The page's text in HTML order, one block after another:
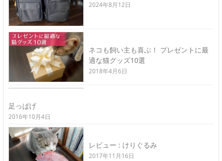
2024年8月12日
ネコも飼い主も喜ぶ！ プレゼントに最
適な猫グッズ10選
2018年4月6日
足っぱげ
2016年10月4日
レビュー : けりぐるみ
2017年11月16日